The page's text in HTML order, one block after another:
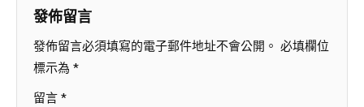
發佈留言
發佈留言必須填寫的電子郵件地址不會公開。 必填欄位
標示為 *
留言 *